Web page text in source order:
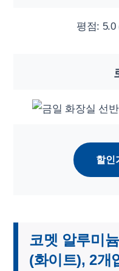
평점: 5.0
할인
코멧 알루미
(화이트), 2개